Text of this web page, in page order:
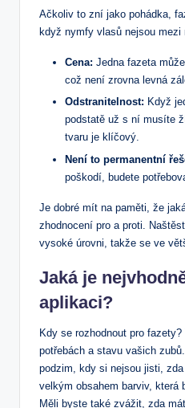
Ačkoliv to zní jako pohádka,
když nymfy vlasů nejsou mezi
Cena: Jedna fazeta
což není zrovna levná
Odstranitelnost: Když
podstatě už s ní musíte
tvaru je klíčový.
Není to permanentní
poškodí, budete
Je dobré mít na paměti, že
zhodnocení pro a proti.
vysoké úrovni, takže se ve
Jaká je
aplikaci?
Kdy se rozhodnout pro
potřebách a stavu vašich
podzim, kdy si nejsou jisti,
velkým obsahem barviv, která
Měli byste také zvážit, zda